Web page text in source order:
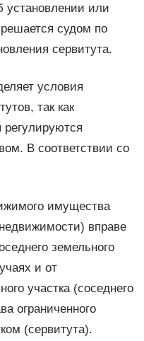
установлении или
судом по
сервитута.
условия
так как
В соответствии со
имущества
вправе
земельного
и от
участка (соседнего
ограниченного
(сервитута).